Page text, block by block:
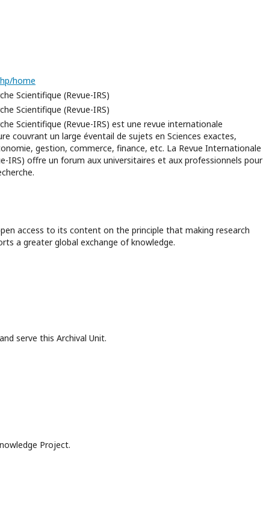
home
Scientifique (Revue-IRS)
Scientifique (Revue-IRS)
Scientifique (Revue-IRS) est une revue internationale
couvrant un large éventail de sujets en Sciences exactes,
gestion, commerce, finance, etc. La Revue Internationale
IRS) offre un forum aux universitaires et aux professionnels pour
access to its content on the principle that making research
a greater global exchange of knowledge.
serve this Archival Unit.
Project.